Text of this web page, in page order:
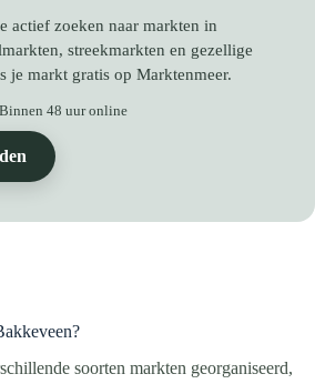
actief zoeken naar markten in
streekmarkten en gezellige
je markt gratis op Marktenmeer.
48 uur online
soorten markten georganiseerd,